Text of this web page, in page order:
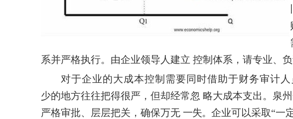
系并严格执行。由企业领导人建立 控制体系，请专业、
对于企业的大成本控制需要同时借助于财务审计
少的地方往往把得很严 ，但却经常忽 略大成本支出。泉
严格审批、层层把关，确保万无 一失。 企业可以采取“一